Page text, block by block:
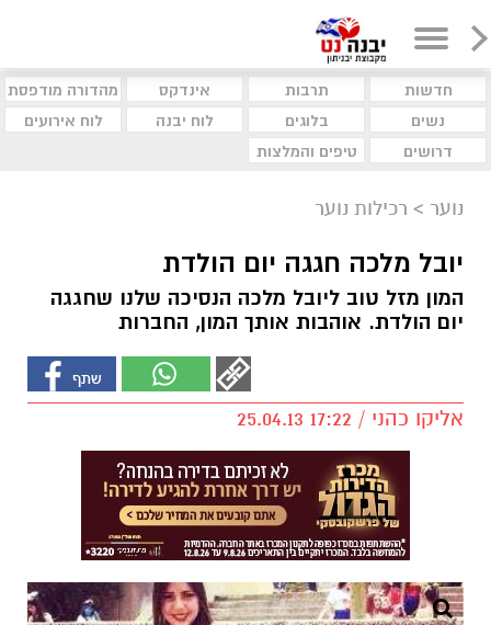
חדשות תרבות אינדקס
מהדורה מודפסת
נשים
בלוגים לוח יבנה
לוח אירועים
דרושים
טיפים והמלצות
נוער > רכילות נוער
יובל מלכה חגגה יום הולדת
המון מזל טוב ליובל מלכה הנסיכה שלנו שחגגה
יום הולדת. אוהבות אותך המון, החברות
אליקו כהני / 17:22 25.04.13